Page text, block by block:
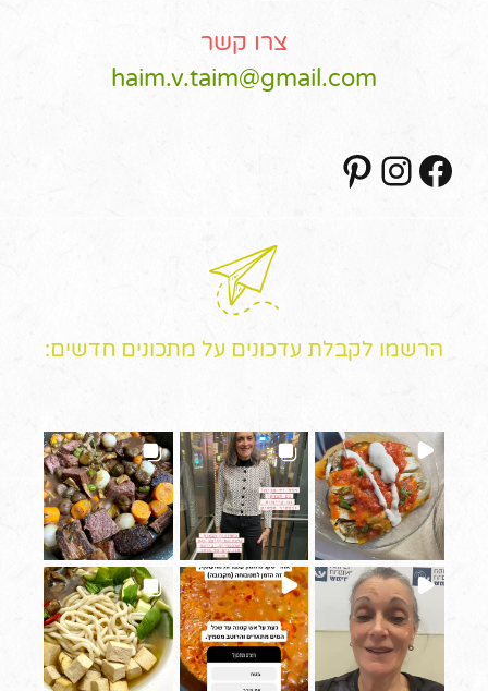
צרו קשר
haim.v.taim@gmail.com
Facebook
Instagram
הרשמו לקבלת עדכונים על מתכונים חדשים: